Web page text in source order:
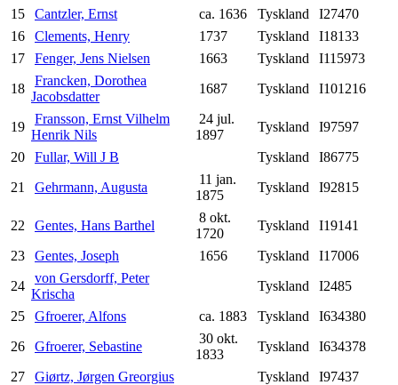
15
Cantzler, Ernst ca. 1636 Tyskland
I27470
16
Clements, Henry 1737 Tyskland
I18133
17
Fenger, Jens Nielsen 1663 Tyskland
I115973
18
Francken, Dorothea
Jacobsdatter
1687 Tyskland I101216
19
Fransson, Ernst Vilhelm
Henrik Nils
24 jul.
1897
Tyskland
I97597
20
Fullar, Will J B Tyskland
I86775
21
Gehrmann, Augusta
11 jan.
1875
Tyskland I92815
22 Gentes, Hans Barthel
8 okt.
1720
Tyskland
I19141
23
Gentes, Joseph 1656 Tyskland
I17006
24
von Gersdorff, Peter
Krischa
Tyskland
I2485
25
Gfroerer, Alfons ca. 1883 Tyskland
I634380
26
Gfroerer, Sebastine
30 okt.
1833
Tyskland
I634378
27
Giørtz, Jørgen Greorgius Tyskland
I97437